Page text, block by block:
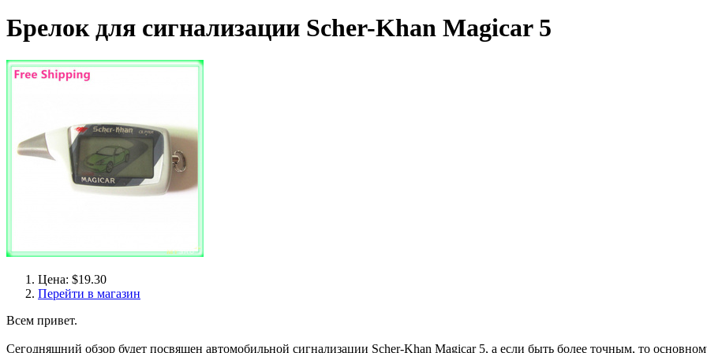
Брелок для сигнализации Scher-Khan Magicar 5
Цена: $19.30
Перейти в магазин
Всем привет.
Сегодняшний обзор будет посвящен автомобильной сигнализации Scher-Khan Magicar 5, а если быть более точным, то